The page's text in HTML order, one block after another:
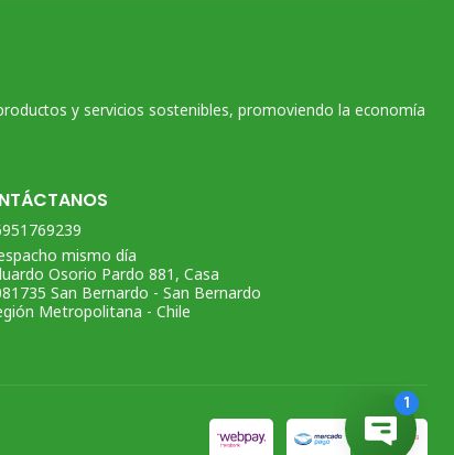
y servicios sostenibles, promoviendo la economía
mismo día
Osorio Pardo 881, Casa
San Bernardo - San Bernardo
Metropolitana - Chile